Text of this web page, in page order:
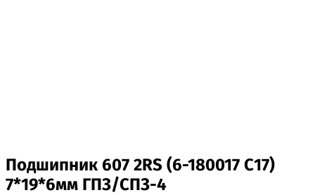
Подшипник 607 2RS (6-180017 С17)
7*19*6мм ГПЗ/СПЗ-4